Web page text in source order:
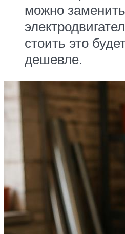
можно
стоить это
дешевле.